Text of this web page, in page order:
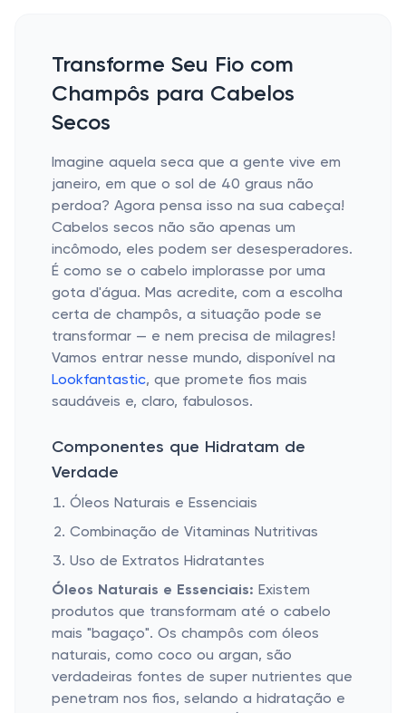
Transforme Seu Fio com
Champôs para Cabelos
Secos
Imagine aquela seca que a gente vive em
janeiro, em que o sol de 40 graus não
perdoa? Agora pensa isso na sua cabeça!
Cabelos secos não são apenas um
incômodo, eles podem ser desesperadores.
É como se o cabelo implorasse por uma
gota d'água. Mas acredite, com a escolha
certa de champôs, a situação pode se
transformar — e nem precisa de milagres!
Vamos entrar nesse mundo, disponível na
Lookfantastic, que promete fios mais
saudáveis e, claro, fabulosos.
Componentes que Hidratam de
Verdade
Óleos Naturais e Essenciais
Combinação de Vitaminas Nutritivas
Uso de Extratos Hidratantes
Óleos Naturais e Essenciais: Existem
produtos que transformam até o cabelo
mais "bagaço". Os champôs com óleos
naturais, como coco ou argan, são
verdadeiras fontes de super nutrientes que
penetram nos fios, selando a hidratação e